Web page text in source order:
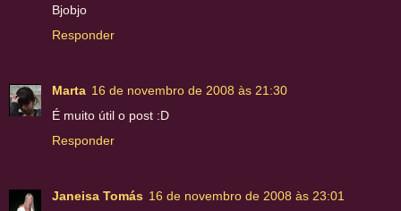
Bjobjo
Responder
Marta 16 de novembro de 2008 às 21:30
É muito útil o post :D
Responder
Janeisa Tomás 16 de novembro de 2008 às 23:01